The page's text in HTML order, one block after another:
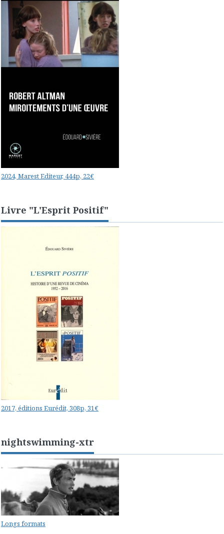
2024, Marest Editeur, 444p, 22€
Livre "L'Esprit Positif"
2017, éditions Eurédit, 308p, 31€
nightswimming-xtr
Longs formats